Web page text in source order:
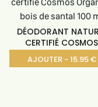
DÉODORANT
CERTIFIÉ COSMOS
ORGANIC
AJOUTER - 15.95 €